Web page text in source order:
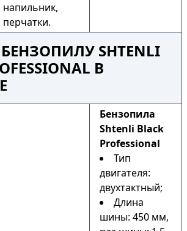
напильник,
перчатки.
SHTENLI
В
Бензопила
Shtenli Black
Professional
Тип
двигателя:
двухтактный;
Длина
шины: 450 мм,